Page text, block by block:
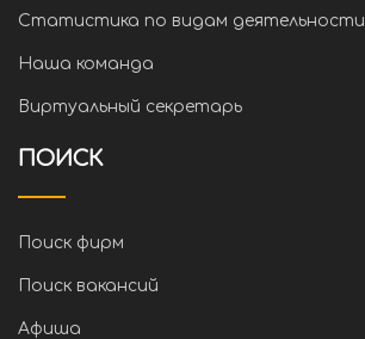
Статистика по видам деятельности
Наша команда
Виртуальный секретарь
ПОИСК
Поиск фирм
Поиск вакансий
Афиша